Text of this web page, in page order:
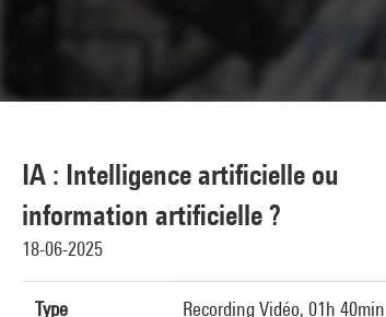
IA : Intelligence artificielle ou
information artificielle ?
18-06-2025
Type Recording Vidéo, 01h 40min